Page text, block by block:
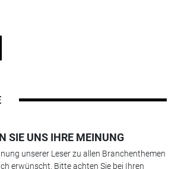
SIE UNS IHRE MEINUNG
unserer Leser zu allen Branchenthemen
erwünscht. Bitte achten Sie bei Ihren